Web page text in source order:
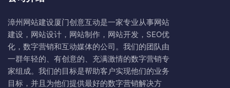
漳州网站建设厦门创意互动是一家专业从事网站
建设，网站设计，网站制作，网站开发，SEO优
化，数字营销和互动媒体的公司。我们的团队由
一群年轻的、有创意的、充满激情的数字营销专
家组成。我们的目标是帮助客户实现他们的业务
目标，并且为他们提供最好的数字营销解决方